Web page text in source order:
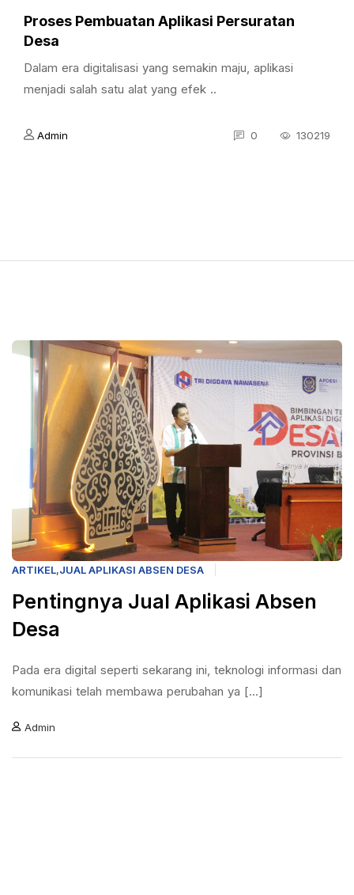
Proses Pembuatan Aplikasi Persuratan
Desa
Dalam era digitalisasi yang semakin maju, aplikasi
menjadi salah satu alat yang efek ..
Admin 0 130219
ARTIKEL,JUAL APLIKASI ABSEN DESA
Pentingnya Jual Aplikasi Absen
Desa
Pada era digital seperti sekarang ini, teknologi informasi dan
komunikasi telah membawa perubahan ya [...]
Admin